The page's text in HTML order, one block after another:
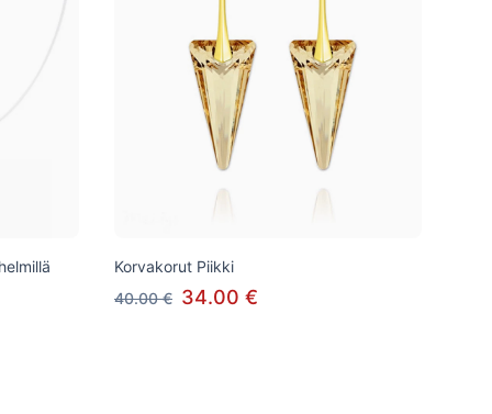
Korvakorut Piikki
40.00 € 34.00 €